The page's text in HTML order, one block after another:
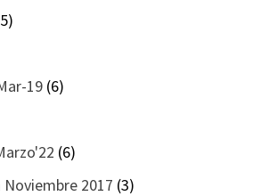
19(6)
(6)
Noviembre 2017 (3)